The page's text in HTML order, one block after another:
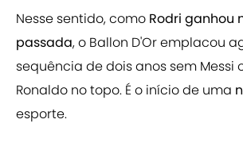
Nesse sentido, como Rodri ganhou
passada, o Ballon D'Or emplacou
sequência de dois anos sem Messi
Ronaldo no topo. É o início de uma
esporte.